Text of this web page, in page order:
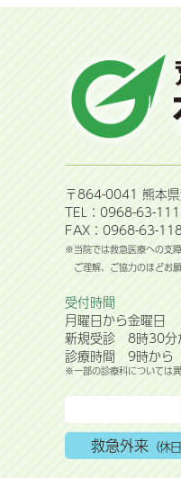
〒864-0041 熊本
TEL：0968-63-
FAX：0968-63-
※当院では救急医療への支
ご理解、ご協力のほどお
受付時間
月曜日から金曜日
新規受診 8時30
診療時間 9時から
※一部の診療科については
救急外来 （休